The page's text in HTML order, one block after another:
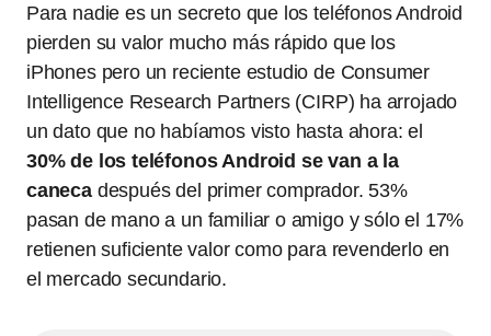
Para nadie es un secreto que los teléfonos Android
pierden su valor mucho más rápido que los
iPhones pero un reciente estudio de Consumer
Intelligence Research Partners (CIRP) ha arrojado
un dato que no habíamos visto hasta ahora: el
30% de los teléfonos Android se van a la
canecadespués del primer comprador. 53%
pasan de mano a un familiar o amigo y sólo el 17%
retienen suficiente valor como para revenderlo en
el mercado secundario.